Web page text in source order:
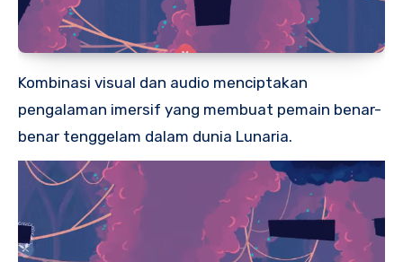
Kombinasi visual dan audio menciptakan
pengalaman imersif yang membuat pemain benar-
benar tenggelam dalam dunia Lunaria.